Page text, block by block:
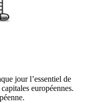
jour l’essentiel de
européennes.